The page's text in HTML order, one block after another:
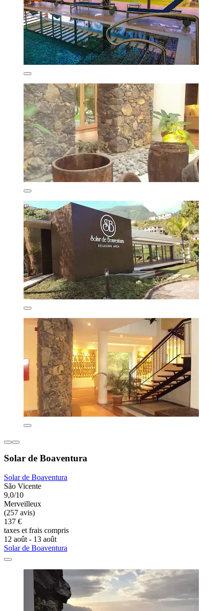
Solar de Boaventura
Solar de Boaventura
São Vicente
9,0/10
Merveilleux
(257 avis)
137 €
taxes et frais compris
12 août - 13 août
Solar de Boaventura